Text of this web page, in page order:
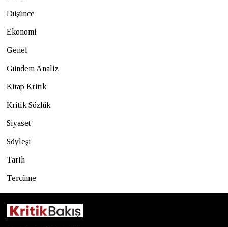
Düşünce
Ekonomi
Genel
Gündem Analiz
Kitap Kritik
Kritik Sözlük
Siyaset
Söyleşi
Tarih
Tercüme